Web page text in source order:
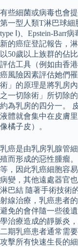
有些細菌或病毒也會
第一型人類T淋巴球細
type Ⅰ)、Epstein-Barr
新的癌症登記報告，
以50歲以上族群的佔
評估工具（例如由香
癌風險因素評估她們
術」的原理是將乳房
之一切除術」所切除
約為乳房的四分一。
液體就會集中在皮膚
像橘子皮）。
乳癌是由乳房乳腺管
殖而形成的惡性腫瘤
等，因此乳癌細胞容
病變，其他遠處器官
淋巴結 隨著手術技術
射線治療，乳癌患者
避免的會伴隨一些後
學治療造成的靜脈炎
二期乳癌患者通常需
攻擊所有快速生長的